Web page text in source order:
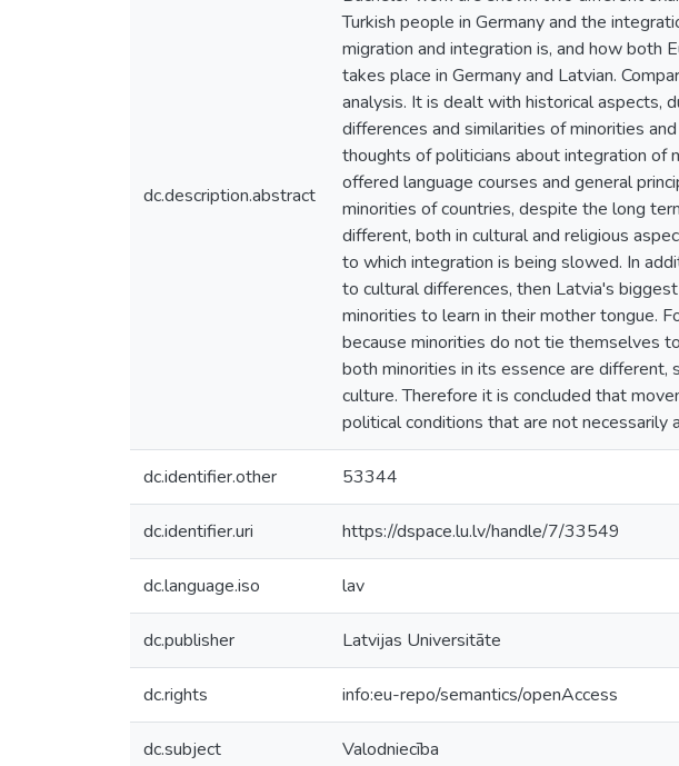
dc.description.abstract
Turkish people in Germany and the
migration and integration is, and how both
takes place in Germany and Latvian.
analysis. It is dealt with historical aspects,
differences and similarities of minorities
thoughts of politicians about integration of
offered language courses and general
minorities of countries, despite the long
different, both in cultural and religious
to which integration is being slowed. In
to cultural differences, then Latvia's
minorities to learn in their mother tongue.
because minorities do not tie themselves
both minorities in its essence are
culture. Therefore it is concluded that
political conditions that are not
dc.identifier.other 53344
dc.identifier.uri https://dspace.lu.lv/handle/7/33549
dc.language.iso lav
dc.publisher Latvijas Universitāte
dc.rights info:eu-repo/semantics/openAccess
dc.subject Valodniecība